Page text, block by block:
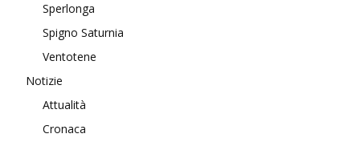
Sperlonga
Spigno Saturnia
Ventotene
Notizie
Attualità
Cronaca